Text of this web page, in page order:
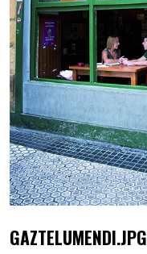
GAZTELUMENDI.JPG